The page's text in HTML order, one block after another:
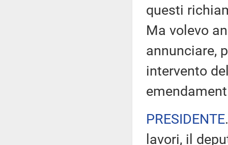
questi
Ma volevo
annunciare,
intervento
PRESIDENTE
lavori, il